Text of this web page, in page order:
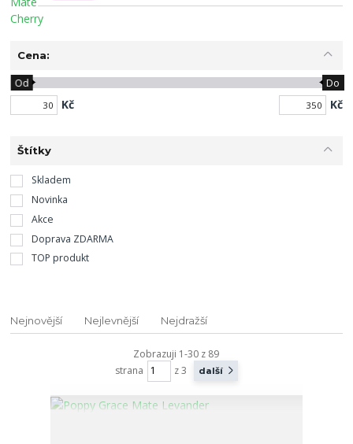
Cena:
Kč
Od Do
Kč
Štítky
Skladem
Novinka
Akce
Doprava ZDARMA
TOP produkt
Nejnovější Nejlevnější Nejdražší
Zobrazuji 1-30 z 89
strana
z 3 další